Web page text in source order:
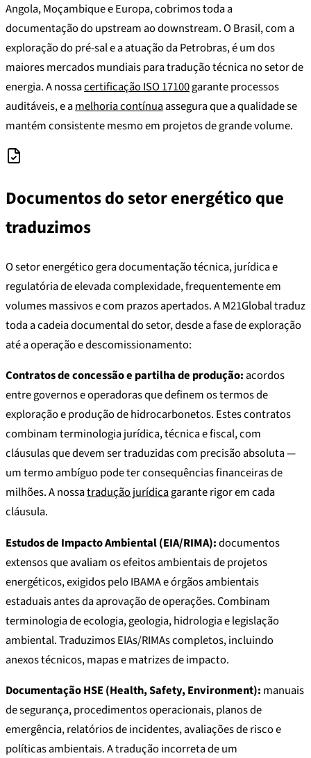
Angola, Moçambique e Europa, cobrimos toda a
documentação do upstream ao downstream. O Brasil, com a
exploração do pré-sal e a atuação da Petrobras, é um dos
maiores mercados mundiais para tradução técnica no setor de
energia. A nossacertificação ISO 17100garante processos
auditáveis, e amelhoria contínuaassegura que a qualidade se
mantém consistente mesmo em projetos de grande volume.
Documentos do setor energético que
traduzimos
O setor energético gera documentação técnica, jurídica e
regulatória de elevada complexidade, frequentemente em
volumes massivos e com prazos apertados. A M21Global traduz
toda a cadeia documental do setor, desde a fase de exploração
até a operação e descomissionamento:
Contratos de concessão e partilha de produção:acordos
entre governos e operadoras que definem os termos de
exploração e produção de hidrocarbonetos. Estes contratos
combinam terminologia jurídica, técnica e fiscal, com
cláusulas que devem ser traduzidas com precisão absoluta —
um termo ambíguo pode ter consequências financeiras de
milhões. A nossatradução jurídicagarante rigor em cada
cláusula.
Estudos de Impacto Ambiental (EIA/RIMA):documentos
extensos que avaliam os efeitos ambientais de projetos
energéticos, exigidos pelo IBAMA e órgãos ambientais
estaduais antes da aprovação de operações. Combinam
terminologia de ecologia, geologia, hidrologia e legislação
ambiental. Traduzimos EIAs/RIMAs completos, incluindo
anexos técnicos, mapas e matrizes de impacto.
Documentação HSE (Health, Safety, Environment): manuais
de segurança, procedimentos operacionais, planos de
emergência, relatórios de incidentes, avaliações de risco e
políticas ambientais. A tradução incorreta de um